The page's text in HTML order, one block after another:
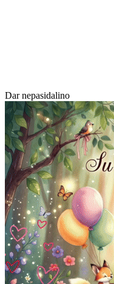
Dar nepasidalino